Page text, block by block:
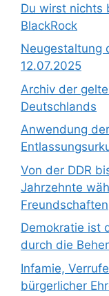
Du wirst nichts
BlackRock
Neugestaltung
12.07.2025
Archiv der
Deutschlands
Anwendung
Von der DDR
Jahrzehnte
Freundschaften
Demokratie ist
durch die
Infamie,
bürgerlicher